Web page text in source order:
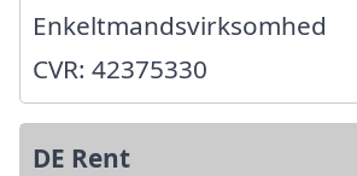
Enkeltmandsvirksomhed
CVR: 42375330
DE Rent